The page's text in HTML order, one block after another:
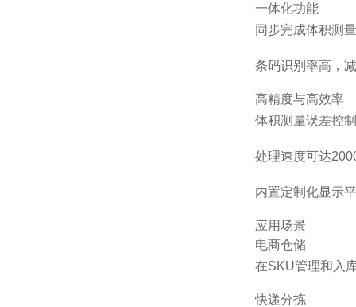
一体化功能
同步完成体积测
条码识别率高，
高精度与高效率
体积测量误差控
处理速度可达
内置定制化显示
应用场景
电商仓储
在SKU管理和入
快递分拣